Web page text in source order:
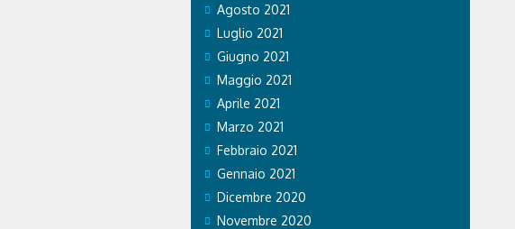
Agosto 2021
Luglio 2021
Giugno 2021
Maggio 2021
Aprile 2021
Marzo 2021
Febbraio 2021
Gennaio 2021
Dicembre 2020
Novembre 2020